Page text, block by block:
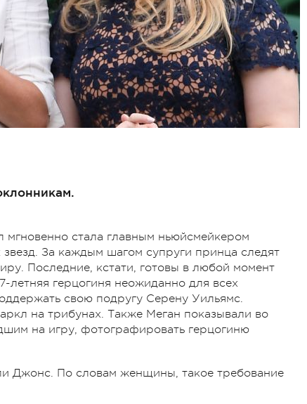
стала главным ньюйсмейкером
За каждым шагом супруги принца следят
Последние, кстати, готовы в любой момент
летняя герцогиня неожиданно для всех
свою подругу Серену Уильямс.
на трибунах. Также Меган показывали во
на игру, фотографировать герцогиню
Джонс. По словам женщины, такое требование